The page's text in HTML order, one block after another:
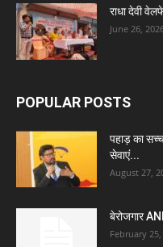
राधा देवी
June 26,
POPULAR POSTS
पहाड़ का
सेवाएं...
August 27,
बेरोजगार
February